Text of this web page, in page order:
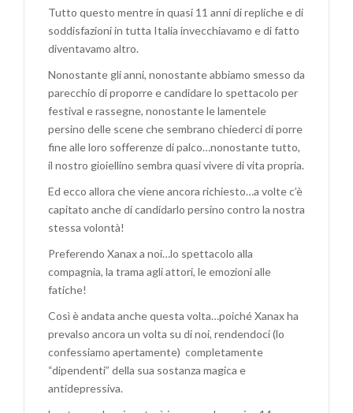
Tutto questo mentre in quasi 11 anni di repliche e di
soddisfazioni in tutta Italia invecchiavamo e di fatto
diventavamo altro.
Nonostante gli anni, nonostante abbiamo smesso da
parecchio di proporre e candidare lo spettacolo per
festival e rassegne, nonostante le lamentele
persino delle scene che sembrano chiederci di porre
fine alle loro sofferenze di palco…nonostante tutto,
il nostro gioiellino sembra quasi vivere di vita propria.
Ed ecco allora che viene ancora richiesto…a volte c’è
capitato anche di candidarlo persino contro la nostra
stessa volontà!
Preferendo Xanax a noi…lo spettacolo alla
compagnia, la trama agli attori, le emozioni alle
fatiche!
Così è andata anche questa volta…poiché Xanax ha
prevalso ancora un volta su di noi, rendendoci (lo
confessiamo apertamente) completamente
“dipendenti” della sua sostanza magica e
antidepressiva.